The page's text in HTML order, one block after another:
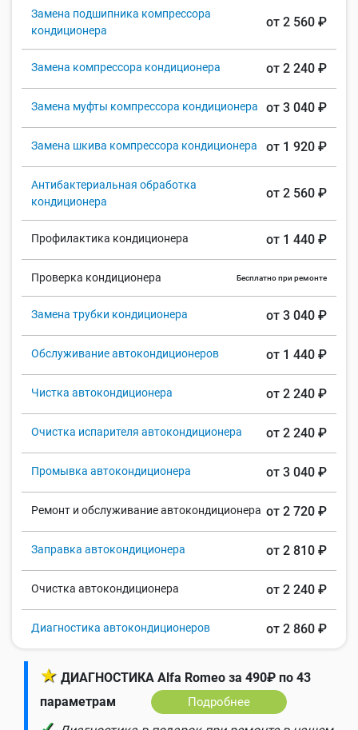
Замена подшипника компрессора
кондиционера
от 2 560 ₽
Замена компрессора кондиционера от 2 240 ₽
Замена муфты компрессора кондиционера от 3 040 ₽
Замена шкива компрессора кондиционера от 1 920 ₽
Антибактериальная обработка
кондиционера
от 2 560 ₽
Профилактика кондиционера от 1 440 ₽
Проверка кондиционера Бесплатно при ремонте
Замена трубки кондиционера от 3 040 ₽
Обслуживание автокондиционеров от 1 440 ₽
Чистка автокондиционера от 2 240 ₽
Очистка испарителя автокондиционера от 2 240 ₽
Промывка автокондиционера от 3 040 ₽
Ремонт и обслуживание автокондиционера от 2 720 ₽
Заправка автокондиционера от 2 810 ₽
Очистка автокондиционера от 2 240 ₽
Диагностика автокондиционеров от 2 860 ₽
★ ДИАГНОСТИКА Alfa Romeo за 490₽ по 43
параметрам
Подробнее